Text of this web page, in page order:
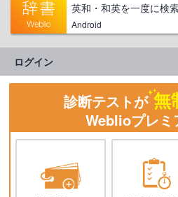
英和・和英を一度に検
Android
ログイン
診断テストが 無
Weblioプレミ